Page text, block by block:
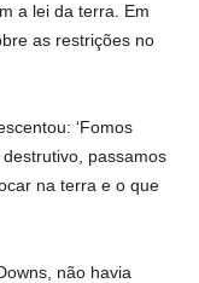
a lei da terra. Em
as restrições no
‘Fomos
passamos
na terra e o que
não havia